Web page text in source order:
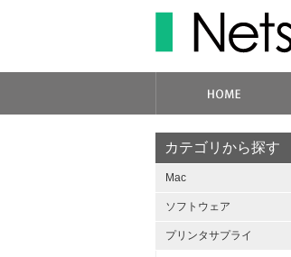
カテゴリから探す
Mac
ソフトウェア
プリンタサプライ